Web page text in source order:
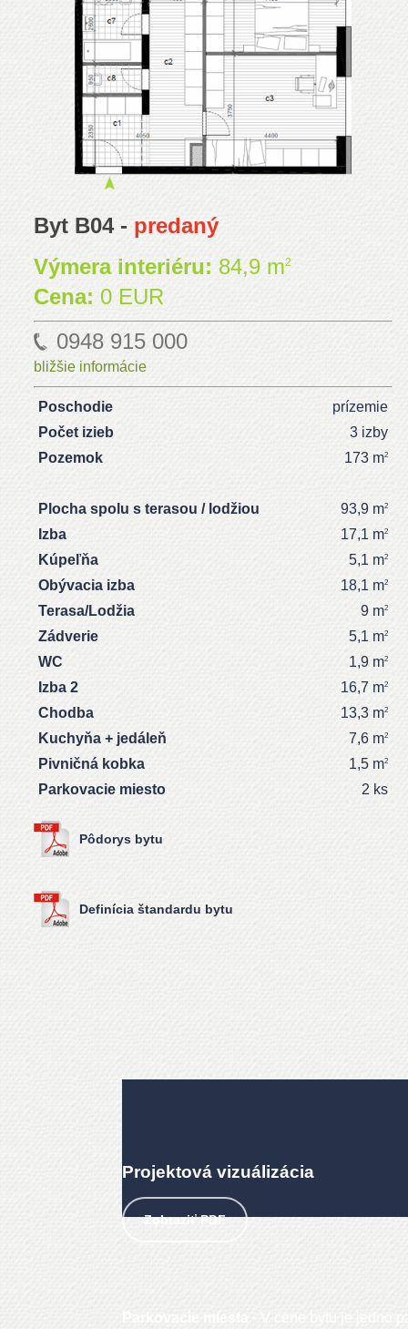
Byt B04 - predaný
Výmera interiéru: 84,9 m2
Cena: 0 EUR
0948 915 000
bližšie informácie
Poschodie
prízemie
Počet izieb
3 izby
Pozemok
173 m2
Plocha spolu s terasou / lodžiou 93,9 m2
Izba 17,1 m2
Kúpeľňa 5,1 m2
Obývacia izba 18,1 m2
Terasa/Lodžia 9 m2
Zádverie 5,1 m2
WC 1,9 m2
Izba 2 16,7 m2
Chodba 13,3 m2
Kuchyňa + jedáleň 7,6 m2
Pivničná kobka 1,5 m2
Parkovacie miesto 2 ks
Pôdorys bytu
Definícia štandardu bytu
Projektová vizuálizácia
Zobraziť PDF
Parkovacie miesta - V cene bytu je jedno